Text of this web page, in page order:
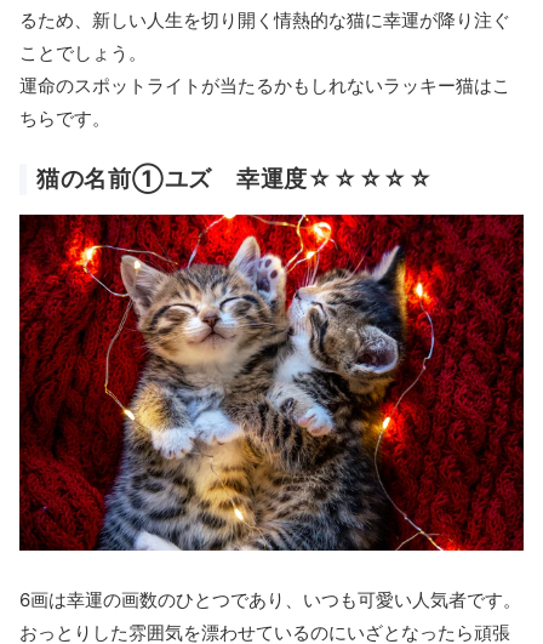
るため、新しい人生を切り開く情熱的な猫に幸運が降り注ぐ
ことでしょう。
運命のスポットライトが当たるかもしれないラッキー猫はこ
ちらです。
猫の名前①ユズ 幸運度☆☆☆☆☆
6画は幸運の画数のひとつであり、いつも可愛い人気者です。
おっとりした雰囲気を漂わせているのにいざとなったら頑張